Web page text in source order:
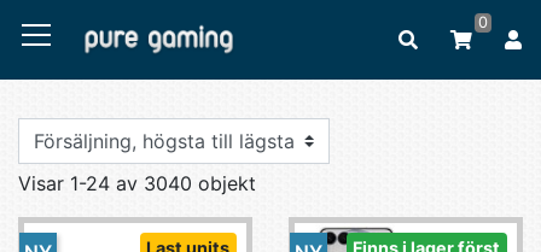
0
Visar 1-24 av 3040 objekt
Last units Finns i lager först